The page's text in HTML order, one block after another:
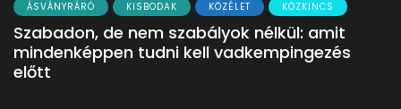
ÁSVÁNYRÁRÓ KISBODAK KÖZÉLET KÖZKINCS
Szabadon, de nem szabályok nélkül: amit
mindenképpen tudni kell vadkempingezés
előtt